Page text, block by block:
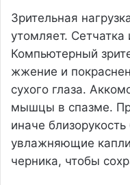
Зрительная
утомляет. Сетчатка
Компьютерный
жжение и
сухого глаза.
мышцы в спазме.
иначе
увлажняющие
черника, чтобы